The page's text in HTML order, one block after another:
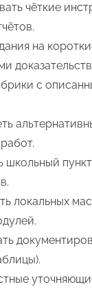
чёткие
на
с
школьный
локальных